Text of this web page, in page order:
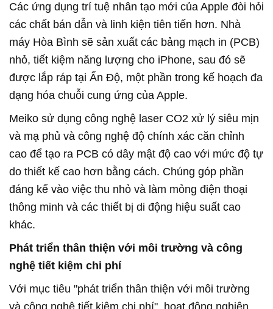
Các ứng dụng trí tuệ nhân tạo mới của Apple đòi hỏi
các chất bán dẫn và linh kiện tiên tiến hơn. Nhà
máy Hòa Bình sẽ sản xuất các bảng mạch in (PCB)
nhỏ, tiết kiệm năng lượng cho iPhone, sau đó sẽ
được lắp ráp tại Ấn Độ, một phần trong kế hoạch đa
dạng hóa chuỗi cung ứng của Apple.
Meiko sử dụng công nghệ laser CO2 xử lý siêu mịn
và mạ phủ và công nghệ độ chính xác căn chỉnh
cao để tạo ra PCB có dây mật độ cao với mức độ tự
do thiết kế cao hơn bằng cách. Chúng góp phần
đáng kể vào việc thu nhỏ và làm mỏng điện thoại
thông minh và các thiết bị di động hiệu suất cao
khác.
Phát triển thân thiện với môi trường và công
nghệ tiết kiệm chi phí
Với mục tiêu "phát triển thân thiện với môi trường